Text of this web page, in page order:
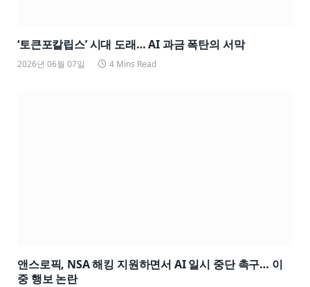
‘토큰포칼립스’ 시대 도래… AI 과금 폭탄의 서막
2026년 06월 07일 4 Mins Read
앤스로픽, NSA 해킹 지원하면서 AI 일시 중단 촉구… 이
중 행보 논란